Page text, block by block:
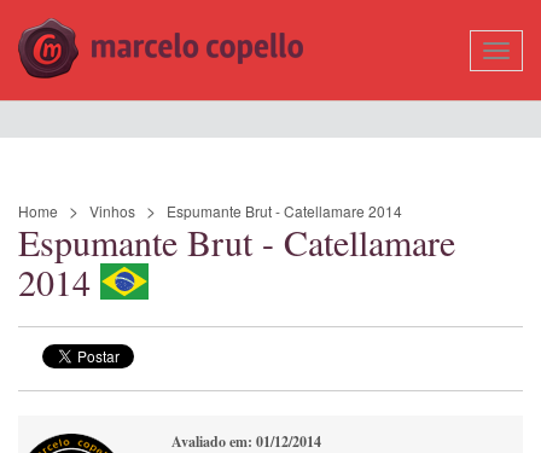
Home Vinhos Espumante Brut - Catellamare 2014
Espumante Brut - Catellamare
2014
Avaliado em: 01/12/2014